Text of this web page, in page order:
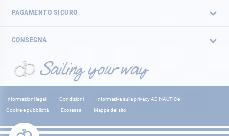
PAGAMENTO SICURO
CONSEGNA
Informazioni legali Condizioni
Informativa sulla privacy AD NAUTICe
Cookie e pubblicità
Ecotassa Mappa del sito